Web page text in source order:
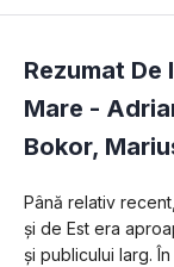
Rezumat De
Mare -
Bokor,
Până relativ
și de Est era
și publicului larg.